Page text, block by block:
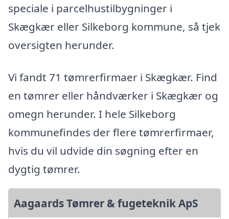
speciale i parcelhustilbygninger i
Skægkær eller Silkeborg kommune, så tjek
oversigten herunder.
Vi fandt 71 tømrerfirmaer i Skægkær. Find
en tømrer eller håndværker i Skægkær og
omegn herunder. I hele Silkeborg
kommunefindes der flere tømrerfirmaer,
hvis du vil udvide din søgning efter en
dygtig tømrer.
Aagaards Tømrer & fugeteknik ApS